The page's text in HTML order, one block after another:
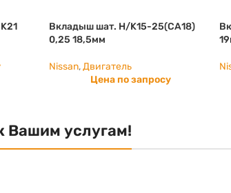
Вкладыш шат. Н/K15-25(СА18)
0,25 18,5мм
Nissan,Двигатель
Цена по запросу
Вашим услугам!